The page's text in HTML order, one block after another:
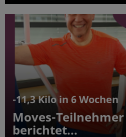
-11,3 Kilo in 6 Wochen
Moves-
berichtet...